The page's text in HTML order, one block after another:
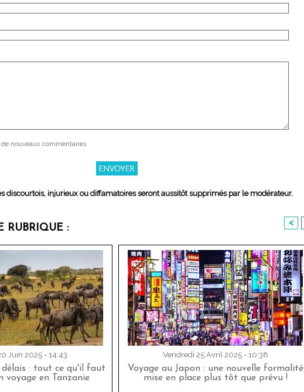
nouveaux commentaires
discourtois, injurieux ou diffamatoires seront aussitôt supprimés par le modérateur.
RUBRIQUE : <
Juin 2025 - 14:43
délais : tout ce qu'il faut
voyage en Tanzanie
Vendredi 25 Avril 2025 - 10:38
Voyage au Japon : une nouvelle formalité
mise en place plus tôt que prévu !